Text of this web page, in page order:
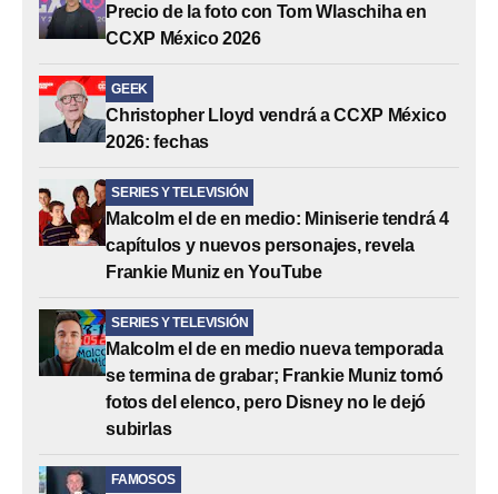
Precio de la foto con Tom Wlaschiha en
CCXP México 2026
GEEK
Christopher Lloyd vendrá a CCXP México
2026: fechas
SERIES Y TELEVISIÓN
Malcolm el de en medio: Miniserie tendrá 4
capítulos y nuevos personajes, revela
Frankie Muniz en YouTube
SERIES Y TELEVISIÓN
Malcolm el de en medio nueva temporada
se termina de grabar; Frankie Muniz tomó
fotos del elenco, pero Disney no le dejó
subirlas
FAMOSOS